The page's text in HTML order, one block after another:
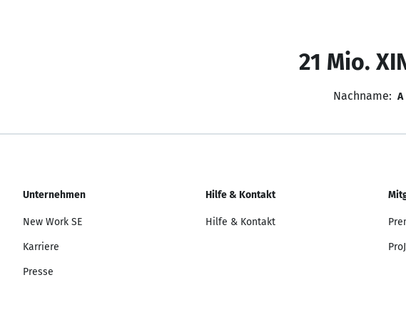
21 Mio.
Nachname: A
Unternehmen
New Work SE
Karriere
Presse
Hilfe & Kontakt
Hilfe & Kontakt